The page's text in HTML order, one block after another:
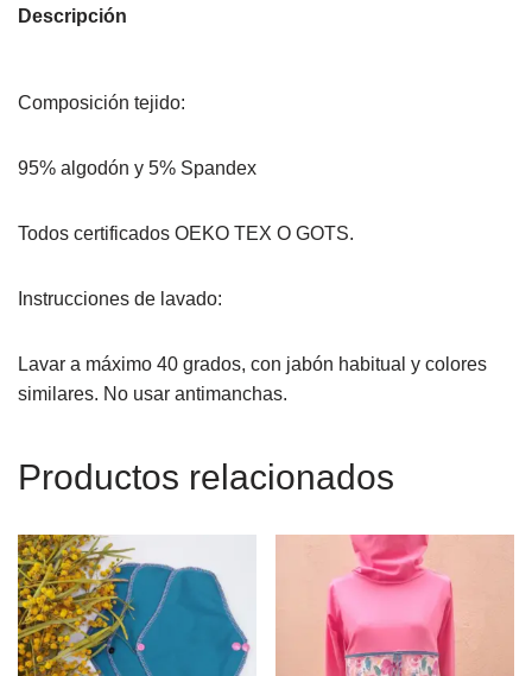
Descripción
Composición tejido:
95% algodón y 5% Spandex
Todos certificados OEKO TEX O GOTS.
Instrucciones de lavado:
Lavar a máximo 40 grados, con jabón habitual y colores
similares. No usar antimanchas.
Productos relacionados